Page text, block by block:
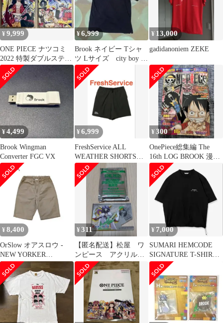
¥9,999
ONE PIECE ナツコミ
2022 特製ダブルステッ
カー
¥6,999
Brook ネイビー Tシャ
ツ Lサイズ city boy ノ
ームコア
¥ 13,000
gadidanoniem ZEKE
¥4,499
Brook Wingman
Converter FGC VX
¥6,999
FreshService ALL
WEATHER SHORTSシ
ョーツ半ズボン
¥300
OnePiece総集編 The
16th LOG BROOK 漫画
雑誌 送料込
¥ 8,400
OrSlow オアスロウ -
NEW YORKER
SHORTS 日本サイズM
¥311
【匿名配送】松屋 ワ
ンピース アクリルブ
ロック箸置き BROOK
¥ 7,000
SUMARI HEMCODE
SIGNATURE T-SHIRT
シャツ